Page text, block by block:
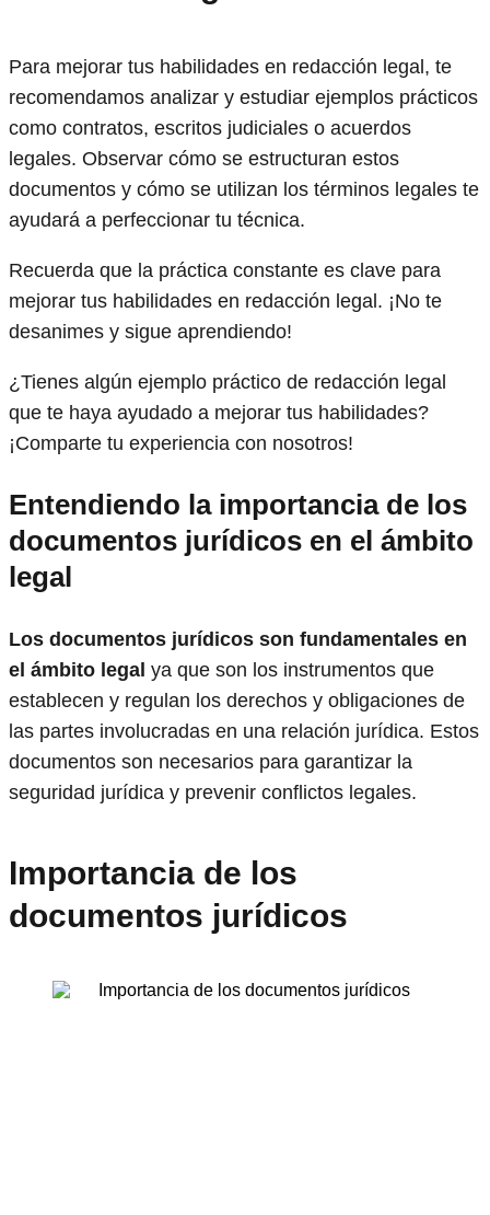
Para mejorar tus habilidades en redacción legal, te
recomendamos analizar y estudiar ejemplos prácticos
como contratos, escritos judiciales o acuerdos
legales. Observar cómo se estructuran estos
documentos y cómo se utilizan los términos legales te
ayudará a perfeccionar tu técnica.
Recuerda que la práctica constante es clave para
mejorar tus habilidades en redacción legal. ¡No te
desanimes y sigue aprendiendo!
¿Tienes algún ejemplo práctico de redacción legal
que te haya ayudado a mejorar tus habilidades?
¡Comparte tu experiencia con nosotros!
Entendiendo la importancia de los
documentos jurídicos en el ámbito
legal
Los documentos jurídicos son fundamentales en
el ámbito legal ya que son los instrumentos que
establecen y regulan los derechos y obligaciones de
las partes involucradas en una relación jurídica. Estos
documentos son necesarios para garantizar la
seguridad jurídica y prevenir conflictos legales.
Importancia de los
documentos jurídicos